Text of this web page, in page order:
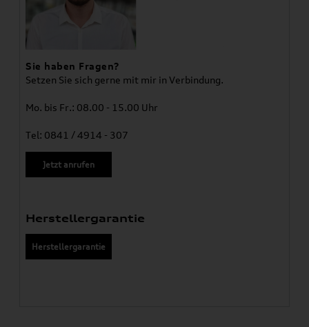
Sie haben Fragen?
Setzen Sie sich gerne mit mir in Verbindung.
Mo. bis Fr.: 08.00 - 15.00 Uhr
Tel: 0841 / 4914 - 307
Jetzt anrufen
Herstellergarantie
Herstellergarantie